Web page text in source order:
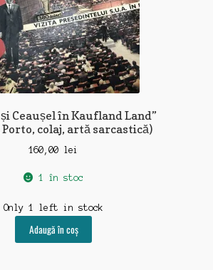
Ceaușel în Kaufland Land”
colaj, artă sarcastică)
160,00 lei
1 în stoc
Only 1 left in stock
Adaugă în coș